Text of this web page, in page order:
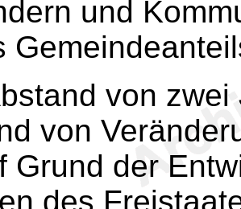
und
von
von
Grund der
des